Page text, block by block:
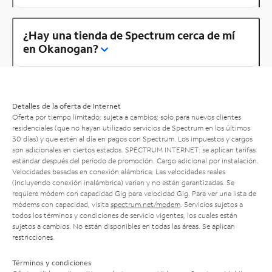
¿Hay una tienda de Spectrum cerca de mí
en Okanogan?
Detalles de la oferta de Internet
Oferta por tiempo limitado; sujeta a cambios; solo para nuevos clientes
residenciales (que no hayan utilizado servicios de Spectrum en los últimos
30 días) y que estén al día en pagos con Spectrum. Los impuestos y cargos
son adicionales en ciertos estados. SPECTRUM INTERNET: se aplican tarifas
estándar después del período de promoción. Cargo adicional por instalación.
Velocidades basadas en conexión alámbrica. Las velocidades reales
(incluyendo conexión inalámbrica) varían y no están garantizadas. Se
requiere módem con capacidad Gig para velocidad Gig. Para ver una lista de
módems con capacidad, visita spectrum.net/modem . Servicios sujetos a
todos los términos y condiciones de servicio vigentes, los cuales están
sujetos a cambios. No están disponibles en todas las áreas. Se aplican
restricciones.
Términos y condiciones